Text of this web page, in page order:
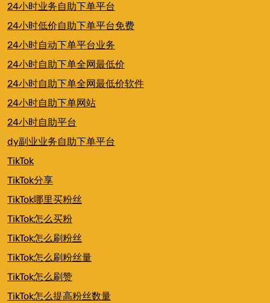
24小时业务自助下单平台
24小时低价自助下单平台免费
24小时自动下单平台业务
24小时自助下单全网最低价
24小时自助下单全网最低价软件
24小时自助下单网站
24小时自助平台
dy副业业务自助下单平台
TikTok
TikTok分享
TikTok哪里买粉丝
TikTok怎么买粉
TikTok怎么刷粉丝
TikTok怎么刷粉丝量
TikTok怎么刷赞
TikTok怎么提高粉丝数量